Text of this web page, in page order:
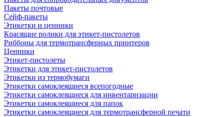
Пакеты почтовые
Сейф-пакеты
Этикетки и ценники
Красящие ролики для этикет-пистолетов
Риббоны для термотрансферных принтеров
Ценники
Этикет-пистолеты
Этикетки для этикет-пистолетов
Этикетки из термобумаги
Этикетки самоклеящиеся всепогодные
Этикетки самоклеящиеся для инвентаризации
Этикетки самоклеящиеся для папок
Этикетки самоклеящиеся для термотрансферной печати